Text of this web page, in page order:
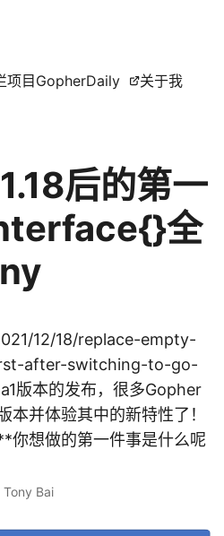
项目 GopherDaily 关于我
后的第一
全
12/18/replace-empty-
after-switching-to-go-
版本的发布，很多Gopher
本并体验其中的新特性了！
你想做的第一件事是什么呢
Tony Bai